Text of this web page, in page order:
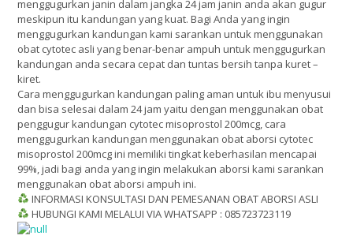
menggugurkan janin dalam jangka 24 jam janin anda akan gugur
meskipun itu kandungan yang kuat. Bagi Anda yang ingin
menggugurkan kandungan kami sarankan untuk menggunakan
obat cytotec asli yang benar-benar ampuh untuk menggugurkan
kandungan anda secara cepat dan tuntas bersih tanpa kuret –
kiret.
Cara menggugurkan kandungan paling aman untuk ibu menyusui
dan bisa selesai dalam 24 jam yaitu dengan menggunakan obat
penggugur kandungan cytotec misoprostol 200mcg, cara
menggugurkan kandungan menggunakan obat aborsi cytotec
misoprostol 200mcg ini memiliki tingkat keberhasilan mencapai
99%, jadi bagi anda yang ingin melakukan aborsi kami sarankan
menggunakan obat aborsi ampuh ini.
INFORMASI KONSULTASI DAN PEMESANAN OBAT ABORSI ASLI
HUBUNGI KAMI MELALUI VIA WHATSAPP : 085723723119